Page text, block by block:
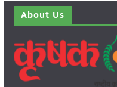
About Us